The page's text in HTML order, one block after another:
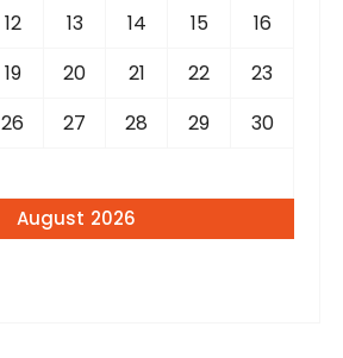
August 2026
12 13 14 15
16
19 20 21 22
23
26 27 28 29
30